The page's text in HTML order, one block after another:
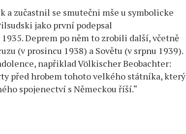
zučastnil se smutečni mše u symbolicke
jako první podepsal
Deprem po něm to zrobili další, včetně
(v prosincu 1938) a Sovětu (v srpnu 1939).
napřiklad Völkischer Beobachter:
před hrobem tohoto velkého státníka, který
spojenectví s Německou říší.“